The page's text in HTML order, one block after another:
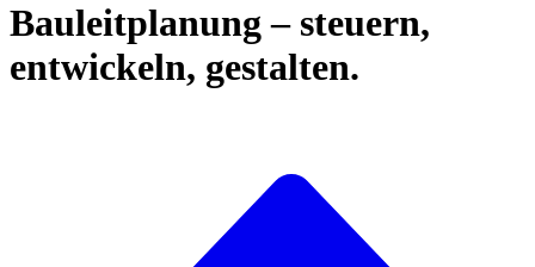
Bauleitplanung – steuern,
entwickeln, gestalten.